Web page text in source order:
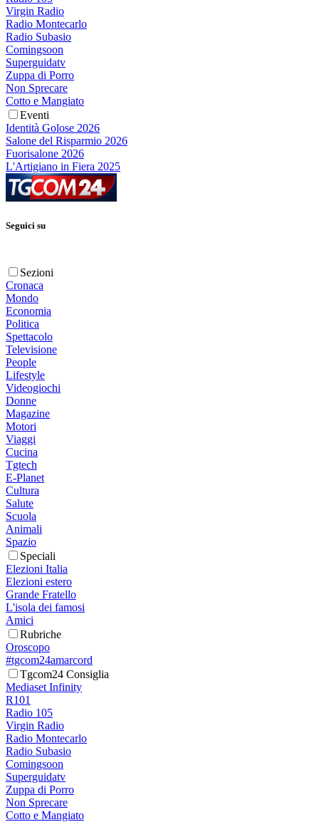
Virgin Radio
Radio Montecarlo
Radio Subasio
Comingsoon
Superguidatv
Zuppa di Porro
Non Sprecare
Cotto e Mangiato
Eventi
Identità Golose 2026
Salone del Risparmio 2026
Fuorisalone 2026
L'Artigiano in Fiera 2025
Seguici su
Sezioni
Cronaca
Mondo
Economia
Politica
Spettacolo
Televisione
People
Lifestyle
Videogiochi
Donne
Magazine
Motori
Viaggi
Cucina
Tgtech
E-Planet
Cultura
Salute
Scuola
Animali
Spazio
Speciali
Elezioni Italia
Elezioni estero
Grande Fratello
L'isola dei famosi
Amici
Rubriche
Oroscopo
#tgcom24amarcord
Tgcom24 Consiglia
Mediaset Infinity
R101
Radio 105
Virgin Radio
Radio Montecarlo
Radio Subasio
Comingsoon
Superguidatv
Zuppa di Porro
Non Sprecare
Cotto e Mangiato